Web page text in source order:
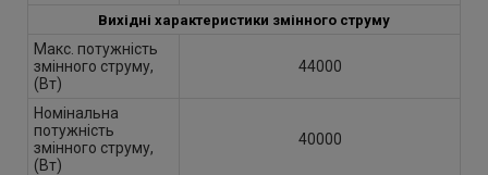
Вихідні характеристики змінного струму
Макс. потужність
змінного струму,
(Вт)
44000
Номінальна
потужність
змінного струму,
(Вт)
40000